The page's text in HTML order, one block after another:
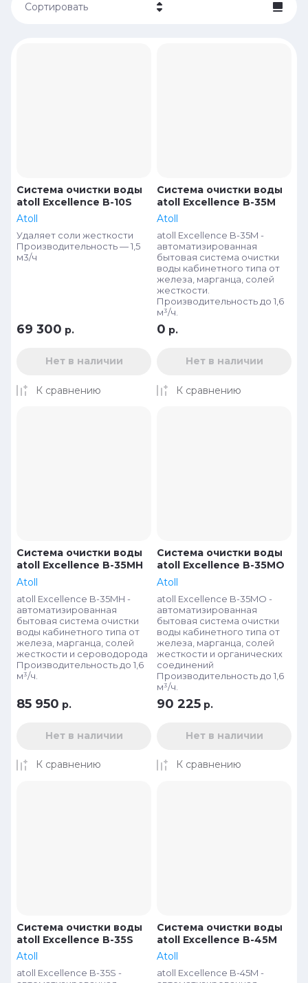
Сортировать
Система очистки воды
atoll Excellence B-10S
Atoll
Удаляет соли жесткости
Производительность — 1,5
м3/ч
69 300 р.
Нет в наличии
К сравнению
Система очистки воды
atoll Excellence B-35M
Atoll
atoll Excellence B-35M -
автоматизированная
бытовая система очистки
воды кабинетного типа от
железа, марганца, солей
жесткости.
Производительность до 1,6
м³/ч.
0 р.
Нет в наличии
К сравнению
Система очистки воды
atoll Excellence B-35MH
Atoll
atoll Excellence B-35MH -
автоматизированная
бытовая система очистки
воды кабинетного типа от
железа, марганца, солей
жесткости и сероводорода
Производительность до 1,6
м³/ч.
85 950 р.
Нет в наличии
К сравнению
Система очистки воды
atoll Excellence B-35MO
Atoll
atoll Excellence B-35MО -
автоматизированная
бытовая система очистки
воды кабинетного типа от
железа, марганца, солей
жесткости и органических
соединений
Производительность до 1,6
м³/ч.
90 225 р.
Нет в наличии
К сравнению
Система очистки воды
atoll Excellence B-35S
Atoll
atoll Excellence B-35S -
Система очистки воды
atoll Excellence B-45M
Atoll
atoll Excellence B-45M -